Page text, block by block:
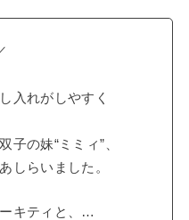
入れがしやすく
子の妹“ミミィ”、
しらいました。
キティと、…